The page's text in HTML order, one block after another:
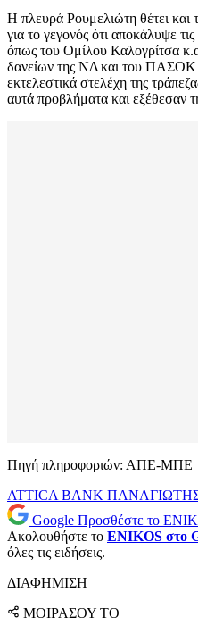
Η πλευρά Ρουμελιώτη θέτει και
για το γεγονός ότι αποκάλυψε
όπως του Ομίλου Καλογρίτσα
δανείων της ΝΔ και του ΠΑΣΟΚ
εκτελεστικά στελέχη της
αυτά προβλήματα και εξέθεσαν
Πηγή πληροφοριών: ΑΠΕ-ΜΠΕ
ATTICA BANK
Google Προσθέστε το
Ακολουθήστε το ENIKOS στο
όλες τις ειδήσεις.
ΔΙΑΦΗΜΙΣΗ
ΜΟΙΡΑΣΟΥ ΤΟ